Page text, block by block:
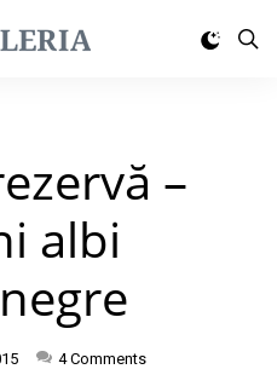
–
albi
4Comments